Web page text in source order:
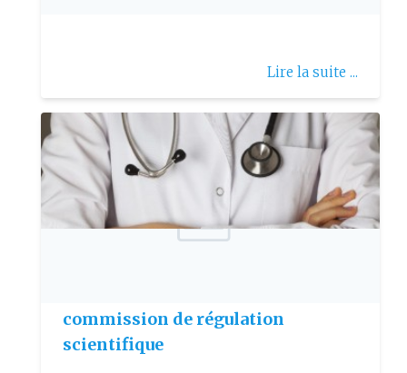
Lire la suite ...
commission de régulation
scientifique